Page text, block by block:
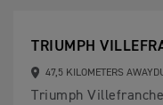
TRIUMPH
47,5 KILOMETERS
Triumph